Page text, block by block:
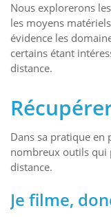
Nous explorerons
les moyens
évidence les
certains étant
distance.
Dans sa pratique en
nombreux outils qui
distance.
Je filme,